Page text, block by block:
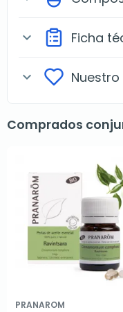
expand_more Ficha
expand_more
Comprados
PRANAROM